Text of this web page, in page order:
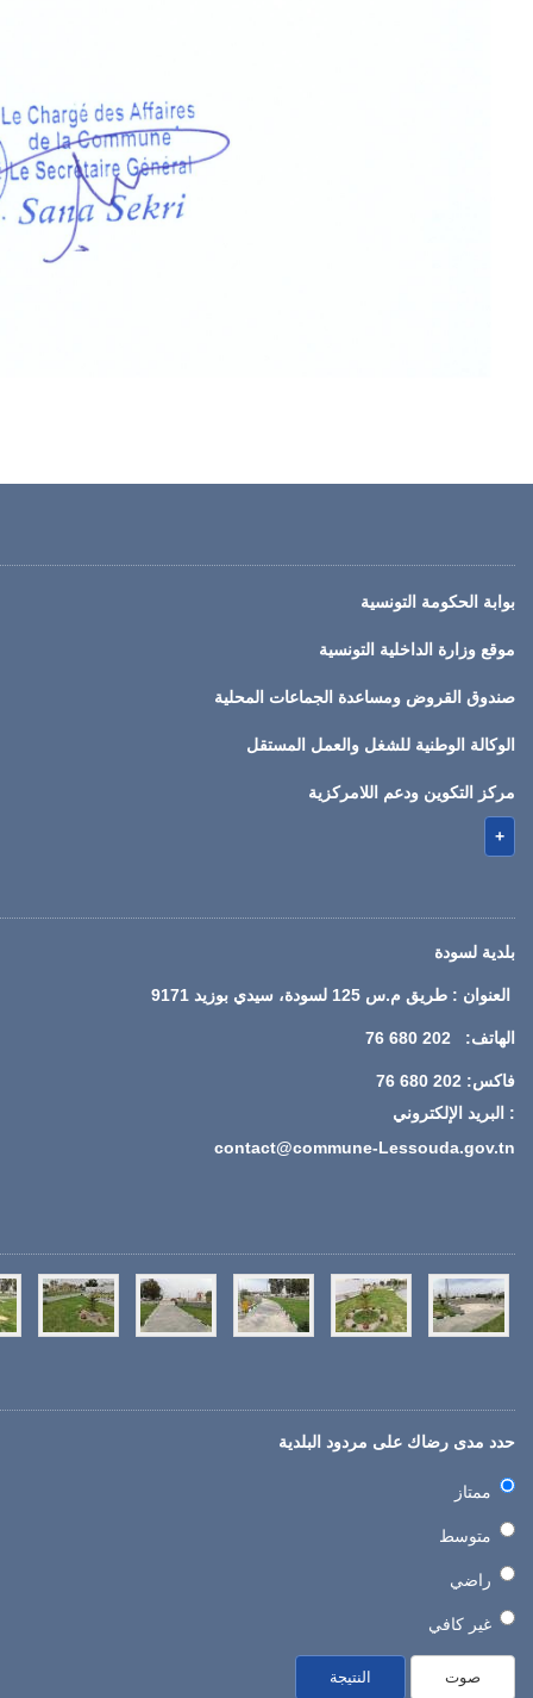
بوابة الحكومة التونسية
موقع وزارة الداخلية التونسية
صندوق القروض ومساعدة الجماعات المحلية
الوكالة الوطنية للشغل والعمل المستقل
مركز التكوين ودعم اللامركزية
+
بلدية لسودة
العنوان : طريق م.س 125 لسودة، سيدي بوزيد 9171
الهاتف: 202 680 76
فاكس: 202 680 76
: البريد الإلكتروني
contact@commune-Lessouda.gov.tn
حدد مدى رضاك على مردود البلدية
ممتاز
متوسط
راضي
غير كافي